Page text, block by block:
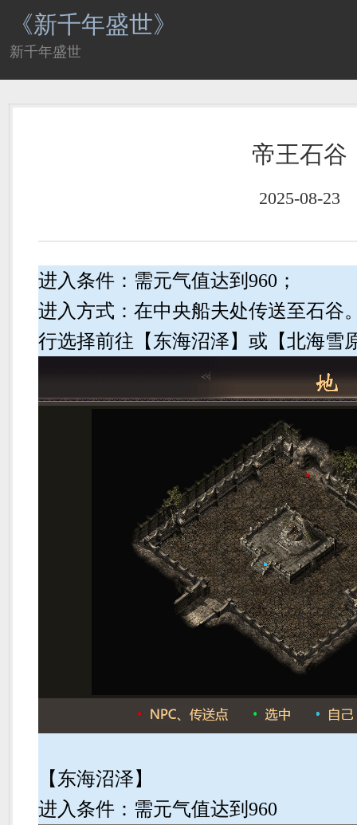
《新千年盛世》
新千年盛世
帝王石谷
2025-08-23
进入条件：需元气值达到960；
进入方式：在中央船夫处传送至石谷
行选择前往【东海沼泽】或【北海雪
【东海沼泽】
进入条件：需元气值达到960